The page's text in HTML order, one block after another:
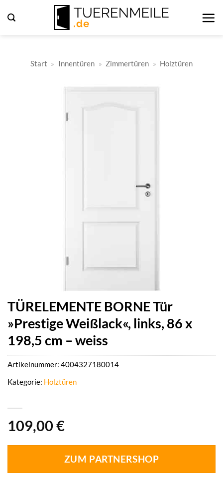
Inhalt
Start » Innentüren » Zimmertüren » Holztüren
TÜRELEMENTE BORNE Tür
»Prestige Weißlack«, links, 86 x
198,5 cm – weiss
109,00 €
ZUM PARTNERSHOP
Artikelnummer: 4004327180014
Kategorie: Holztüren